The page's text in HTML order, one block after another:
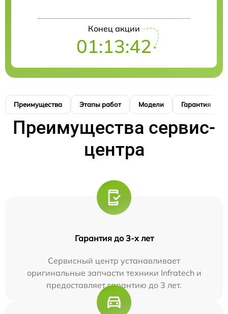
Конец акции
01:13:42
Преимущества Этапы работ Модели Гарантия
Преимущества сервис-
центра
Гарантия до 3-х лет
Сервисный центр устанавливает
оригинальные запчасти техники Infratech и
предоставляет гарантию до 3 лет.